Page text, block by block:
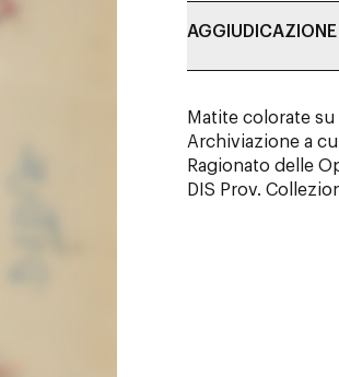
AGGIUDICAZIONE
Matite colorate
Archiviazione a
Ragionato delle
DIS Prov.